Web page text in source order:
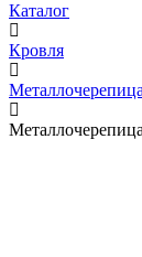
Каталог
Кровля
Металлочерепица